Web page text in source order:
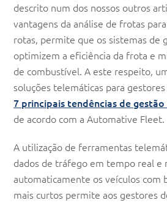
descrito num dos nossos outros
vantagens da análise de frotas
rotas, permite que os sistemas de
optimizem a eficiência da frota e
de combustível. A este respeito,
soluções telemáticas para
7 principais tendências de
de acordo com a Automative Fleet.
A utilização de ferramentas
dados de tráfego em tempo real e
automaticamente os veículos com
mais curtos permite aos gestores